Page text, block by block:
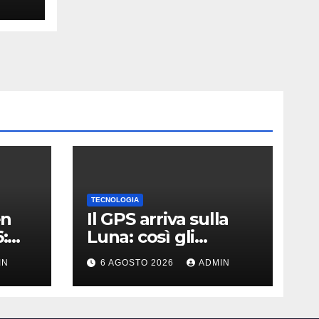
TECNOLOGIA
Il GPS arriva sulla
Luna: così gli
astronauti non si
perderanno più
6 AGOSTO 2026 ADMIN